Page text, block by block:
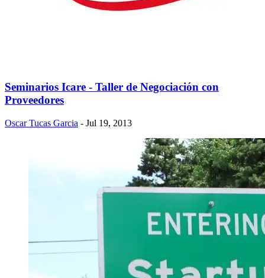
Seminarios Icare - Taller de Negociación con
Proveedores
Oscar Tucas Garcia - Jul 19, 2013